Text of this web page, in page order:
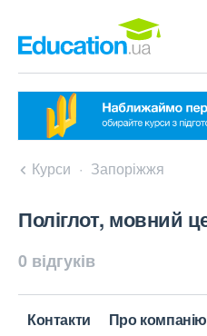
Курси Запоріжжя
Поліглот, мовний
0 відгуків
Контакти Про компанію